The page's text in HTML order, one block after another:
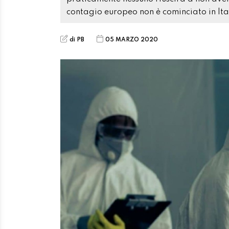
contagio europeo non è cominciato in
di PB 05 MARZO 2020